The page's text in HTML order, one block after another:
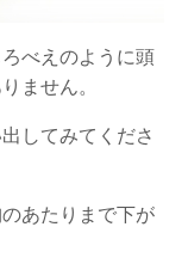
べえのように頭
ません。
してみてくださ
あたりまで下が